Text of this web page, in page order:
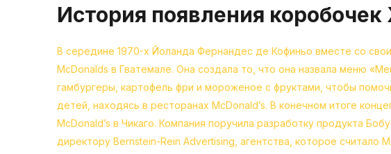
История появления
В середине 1970-х Йоланда Фернандес де Кофиньо вместе со
McDonalds в Гватемале. Она создала то, что она назвала меню
гамбургеры, картофель фри и мороженое с фруктами, чтобы
детей, находясь в ресторанах McDonald’s. В конечном итоге
McDonald’s в Чикаго. Компания поручила разработку продукта
директору Bernstein-Rein Advertising, агентства, которое считало